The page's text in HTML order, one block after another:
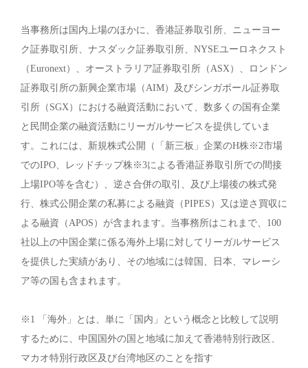
当事務所は国内上場のほかに、香港証券取引所、ニューヨー
ク証券取引所、ナスダック証券取引所、NYSEユーロネクスト
（Euronext）、オーストラリア証券取引所（ASX）、ロンドン
証券取引所の新興企業市場（AIM）及びシンガポール証券取
引所（SGX）における融資活動において、数多くの国有企業
と民間企業の融資活動にリーガルサービスを提供していま
す。これには、新規株式公開（「新三板」企業のH株※2市場
でのIPO、レッドチップ株※3による香港証券取引所での間接
上場IPO等を含む）、逆さ合併の取引、及び上場後の株式発
行、株式公開企業の私募による融資（PIPES）又は逆さ買収に
よる融資（APOS）が含まれます。当事務所はこれまで、100
社以上の中国企業に係る海外上場に対してリーガルサービス
を提供した実績があり、その地域には韓国、日本、マレーシ
ア等の国も含まれます。
※1 「海外」とは、単に「国内」という概念と比較して説明
するために、中国国外の国と地域に加えて香港特別行政区、
マカオ特別行政区及び台湾地区のことを指す